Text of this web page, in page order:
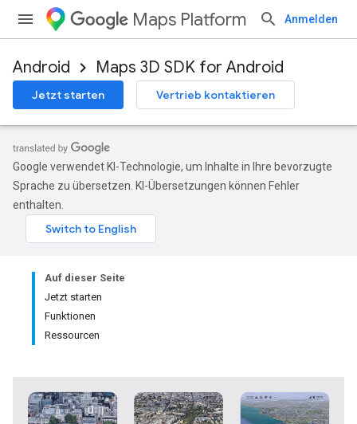
Maps Platform Anmelden
Android Maps 3D SDK for Android
Jetzt starten Vertrieb kontaktieren
Google verwendet KI-Technologie, um Inhalte in Ihre bevorzugte
Sprache zu übersetzen. KI-Übersetzungen können Fehler
enthalten.
Auf dieser Seite
Jetzt starten
Funktionen
Ressourcen